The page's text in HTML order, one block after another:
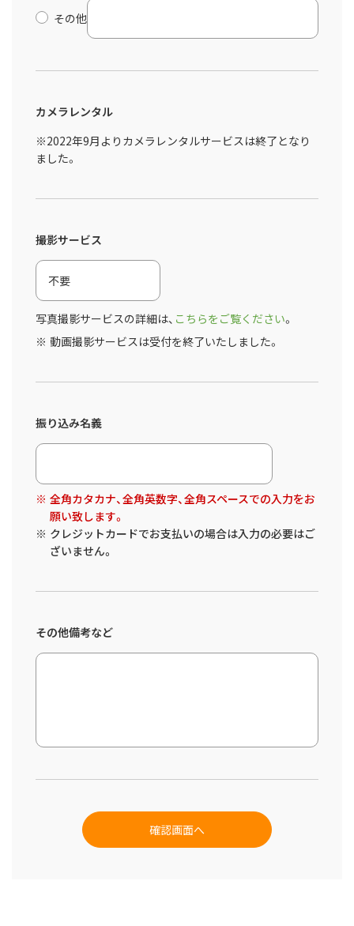
その他
カメラレンタル
※2022年9月よりカメラレンタルサービスは終了となり
ました。
撮影サービス
写真撮影サービスの詳細は、 こちらをご覧ください。
動画撮影サービスは受付を終了いたしました。
振り込み名義
全角カタカナ、全角英数字、全角スペースでの入力をお
願い致します。
クレジットカードでお支払いの場合は入力の必要はご
ざいません。
その他備考など